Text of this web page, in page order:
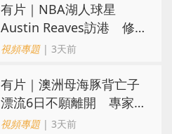
有片｜NBA湖人球星
Austin Reaves訪港 修
頓與青少年交流球技
視頻專題| 3天前
有片｜澳洲母海豚背亡子
漂流6日不願離開 專家：
極度悲傷下的哀悼行為
視頻專題| 3天前